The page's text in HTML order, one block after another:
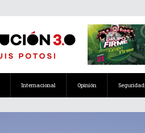
Internacional Opinión Seguridad